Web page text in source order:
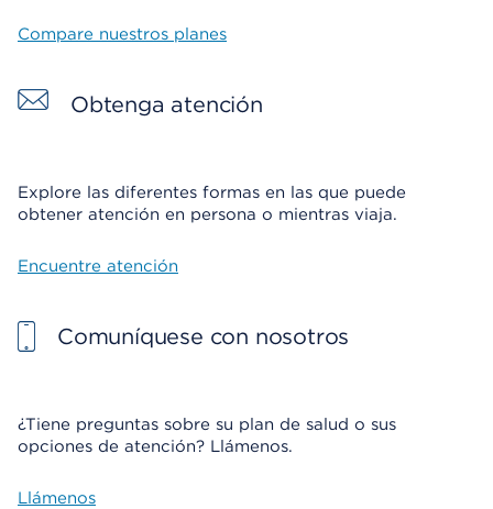
Compare nuestros planes
Obtenga atención
Explore las diferentes formas en las que puede
obtener atención en persona o mientras viaja.
Encuentre atención
Comuníquese con nosotros
¿Tiene preguntas sobre su plan de salud o sus
opciones de atención? Llámenos.
Llámenos